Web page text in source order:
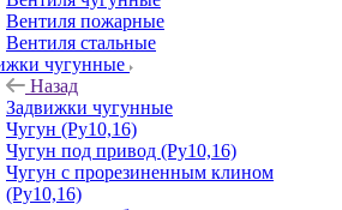
Вентиля пожарные
Вентиля стальные
чугунные
Назад
Задвижки чугунные
Чугун (Ру10,16)
Чугун под привод (Ру10,16)
Чугун с прорезиненным клином
(Ру10,16)